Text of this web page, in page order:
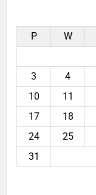
P W
3
4
10
11
17
18
24
25
31